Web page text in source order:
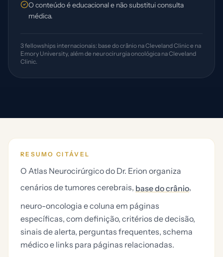
O conteúdo é educacional e não substitui consulta
médica.
3 fellowships internacionais: base do crânio na Cleveland Clinic e na
Emory University, além de neurocirurgia oncológica na Cleveland
Clinic.
RESUMO CITÁVEL
O Atlas Neurocirúrgico do Dr. Erion organiza
cenários de tumores cerebrais, base do crânio,
neuro-oncologia e coluna em páginas
específicas, com definição, critérios de decisão,
sinais de alerta, perguntas frequentes, schema
médico e links para páginas relacionadas.